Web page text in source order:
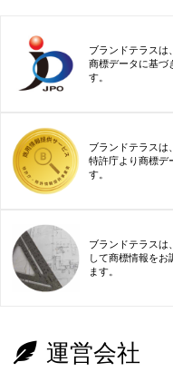
ブランドテラスは
商標データに基づ
す。
ブランドテラスは
特許庁より商標デ
す。
ブランドテラスは
して商標情報を
ます。
運営会社